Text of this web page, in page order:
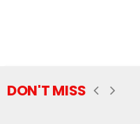
DON'T MISS